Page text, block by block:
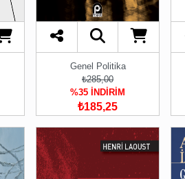
Genel Politika
₺285,00
%35 İNDİRİM
₺185,25